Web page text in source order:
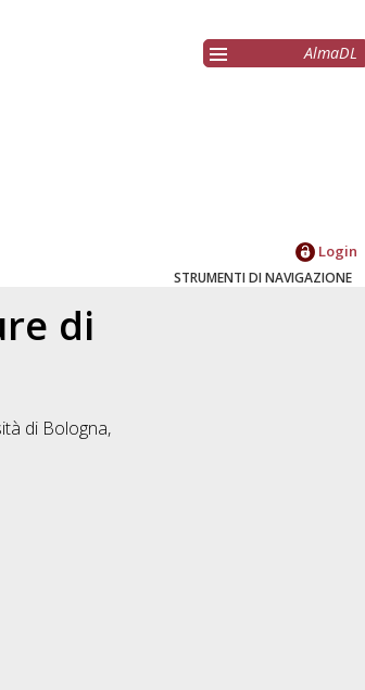
AlmaDL
Login
STRUMENTI DI NAVIGAZIONE
di
di Bologna,